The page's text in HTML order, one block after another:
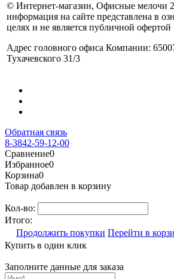
© Интернет-магазин, Офисные мелочи
информация на сайте представлена в
целях и не является публичной офертой
Адрес головного офиса Компании:
Тухачевского 31/3
Обратная связь
8-3842-59-12-00
Сравнение0
Избранное0
Корзина0
Товар добавлен в корзину
Кол-во:
Итого:
Продолжить покупки Перейти в
Купить в один клик
Заполните данные для заказа